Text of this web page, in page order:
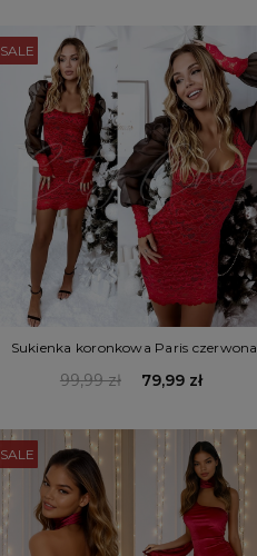
SALE
Sukienka koronkowa Paris czerwona
99,99 zł 79,99 zł
SALE